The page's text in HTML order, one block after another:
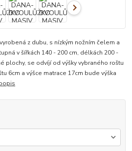
z dubu, s nízkým nožním čelem a
v šířkách 140 - 200 cm, délkách 200 -
plochy, se odvíjí od výšky vybraného roštu
6cm a výšce matrace 17cm bude výška